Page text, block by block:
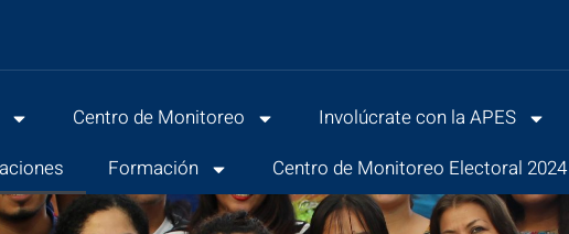
Centro de Monitoreo Involúcrate con la APES
Formación Centro de Monitoreo Electoral 2024